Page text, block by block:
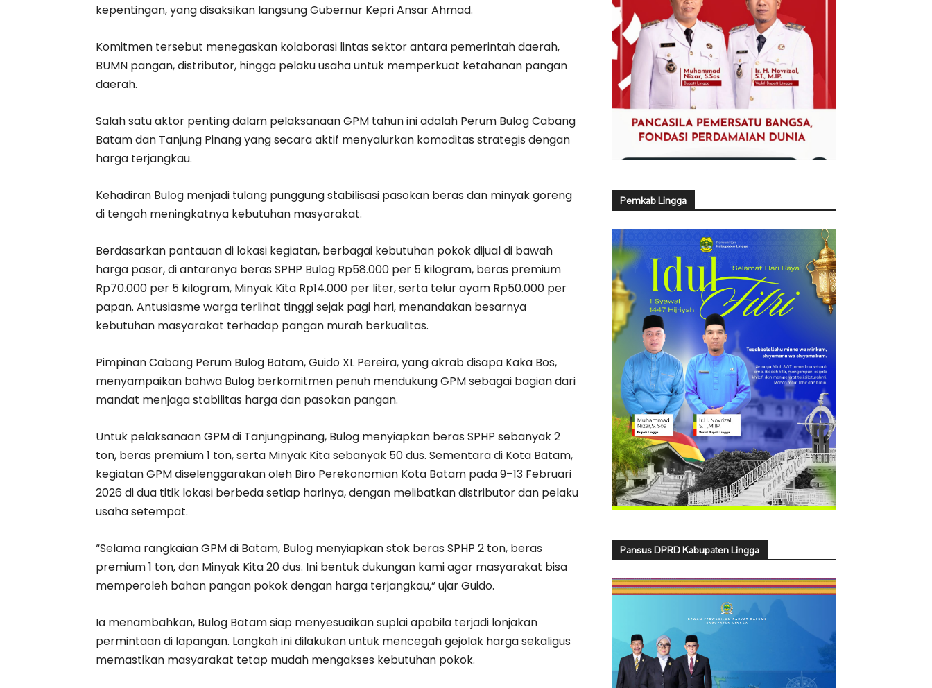
kepentingan, yang disaksikan langsung Gubernur Kepri Ansar Ahmad.
Komitmen tersebut menegaskan kolaborasi lintas sektor antara pemerintah daerah,
BUMN pangan, distributor, hingga pelaku usaha untuk memperkuat ketahanan pangan
daerah.
Salah satu aktor penting dalam pelaksanaan GPM tahun ini adalah Perum Bulog Cabang
Batam dan Tanjung Pinang yang secara aktif menyalurkan komoditas strategis dengan
harga terjangkau.
Kehadiran Bulog menjadi tulang punggung stabilisasi pasokan beras dan minyak goreng
di tengah meningkatnya kebutuhan masyarakat.
Berdasarkan pantauan di lokasi kegiatan, berbagai kebutuhan pokok dijual di bawah
harga pasar, di antaranya beras SPHP Bulog Rp58.000 per 5 kilogram, beras premium
Rp70.000 per 5 kilogram, Minyak Kita Rp14.000 per liter, serta telur ayam Rp50.000 per
papan. Antusiasme warga terlihat tinggi sejak pagi hari, menandakan besarnya
kebutuhan masyarakat terhadap pangan murah berkualitas.
Pimpinan Cabang Perum Bulog Batam, Guido XL Pereira, yang akrab disapa Kaka Bos,
menyampaikan bahwa Bulog berkomitmen penuh mendukung GPM sebagai bagian dari
mandat menjaga stabilitas harga dan pasokan pangan.
Untuk pelaksanaan GPM di Tanjungpinang, Bulog menyiapkan beras SPHP sebanyak 2
ton, beras premium 1 ton, serta Minyak Kita sebanyak 50 dus. Sementara di Kota Batam,
kegiatan GPM diselenggarakan oleh Biro Perekonomian Kota Batam pada 9–13 Februari
2026 di dua titik lokasi berbeda setiap harinya, dengan melibatkan distributor dan pelaku
usaha setempat.
“Selama rangkaian GPM di Batam, Bulog menyiapkan stok beras SPHP 2 ton, beras
premium 1 ton, dan Minyak Kita 20 dus. Ini bentuk dukungan kami agar masyarakat bisa
memperoleh bahan pangan pokok dengan harga terjangkau,” ujar Guido.
Ia menambahkan, Bulog Batam siap menyesuaikan suplai apabila terjadi lonjakan
permintaan di lapangan. Langkah ini dilakukan untuk mencegah gejolak harga sekaligus
memastikan masyarakat tetap mudah mengakses kebutuhan pokok.
Pemkab Lingga
Pansus DPRD Kabupaten Lingga